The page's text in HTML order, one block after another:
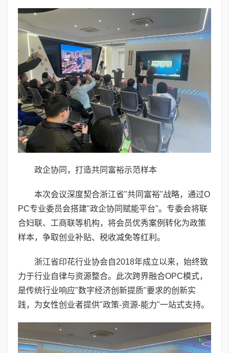
政企协同，打造共同富裕示范样本
本次会议深度契合浙江省"共同富裕"战略，通过O
PC专业委员会搭建"政企协同赋能平台"。专委会将联
合妇联、工商联等机构，将会员优秀案例转化为政策
样本，争取创业补贴、税收减免等红利。
浙江省印花行业协会自2018年成立以来，始终致
力于行业自律与资源整合。此次跨界融合OPC模式，
是传统行业响应"数字经济创新提质"要求的创新实
践，为女性创业者提供"政策-资源-能力"一站式支持。